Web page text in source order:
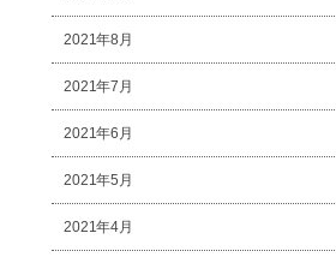
2021年8月
2021年7月
2021年6月
2021年5月
2021年4月